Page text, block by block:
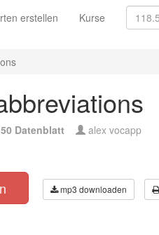
erstellen Kurse
50 Datenblatt alex vocapp
mp3 downloaden